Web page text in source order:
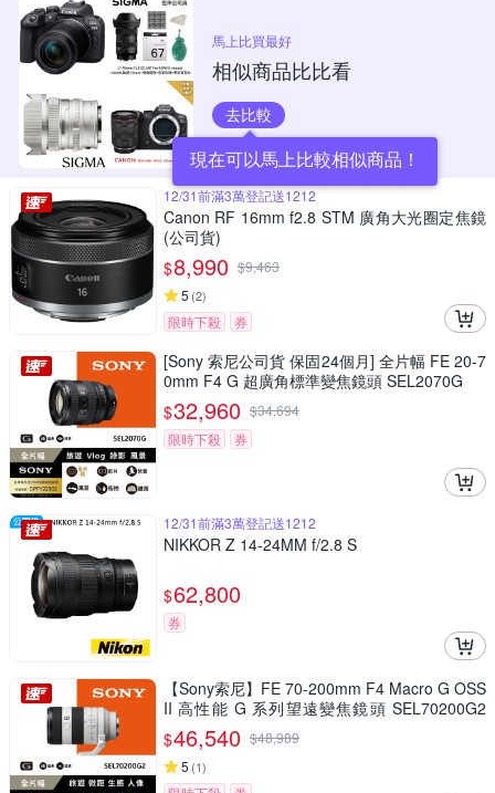
馬上比買最好
相似商品比比看
去比較
現在可以馬上比較相似商品！
12/31前滿3萬登記送1212
Canon RF 16mm f2.8 STM 廣角大光圈定焦鏡
(公司貨)
$8,990 $9,463
5 (2)
限時下殺 券
[Sony 索尼公司貨 保固24個月] 全片幅 FE 20-7
0mm F4 G 超廣角標準變焦鏡頭 SEL2070G
$32,960 $34,694
限時下殺
券
12/31前滿3萬登記送1212
NIKKOR Z 14-24MM f/2.8 S
$62,800
券
【Sony索尼】FE 70-200mm F4 Macro G OSS
II 高性能 G 系列望遠變焦鏡頭 SEL70200G2
(公司貨 保固24個月)
$46,540 $48,989
5 (1)